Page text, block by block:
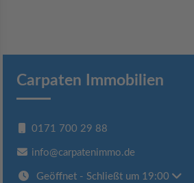
Carpaten Immobilien
0171 700 29 88
info@carpatenimmo.de
Geöffnet - Schließt um 19:00